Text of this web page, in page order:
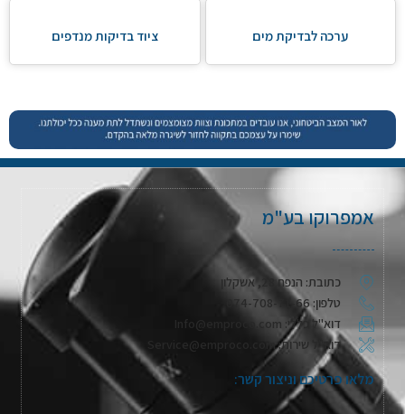
ערכה לבדיקת מים ציוד בדיקות מנדפים
אמפרוקו בע"מ
כתובת: הנפח 28, אשקלון
טלפון: 074-708-71-66
דוא"ל כללי: Info@emproco.com
דוא"ל שירות: Service@emproco.com
מלאו פרטיכם וניצור קשר: